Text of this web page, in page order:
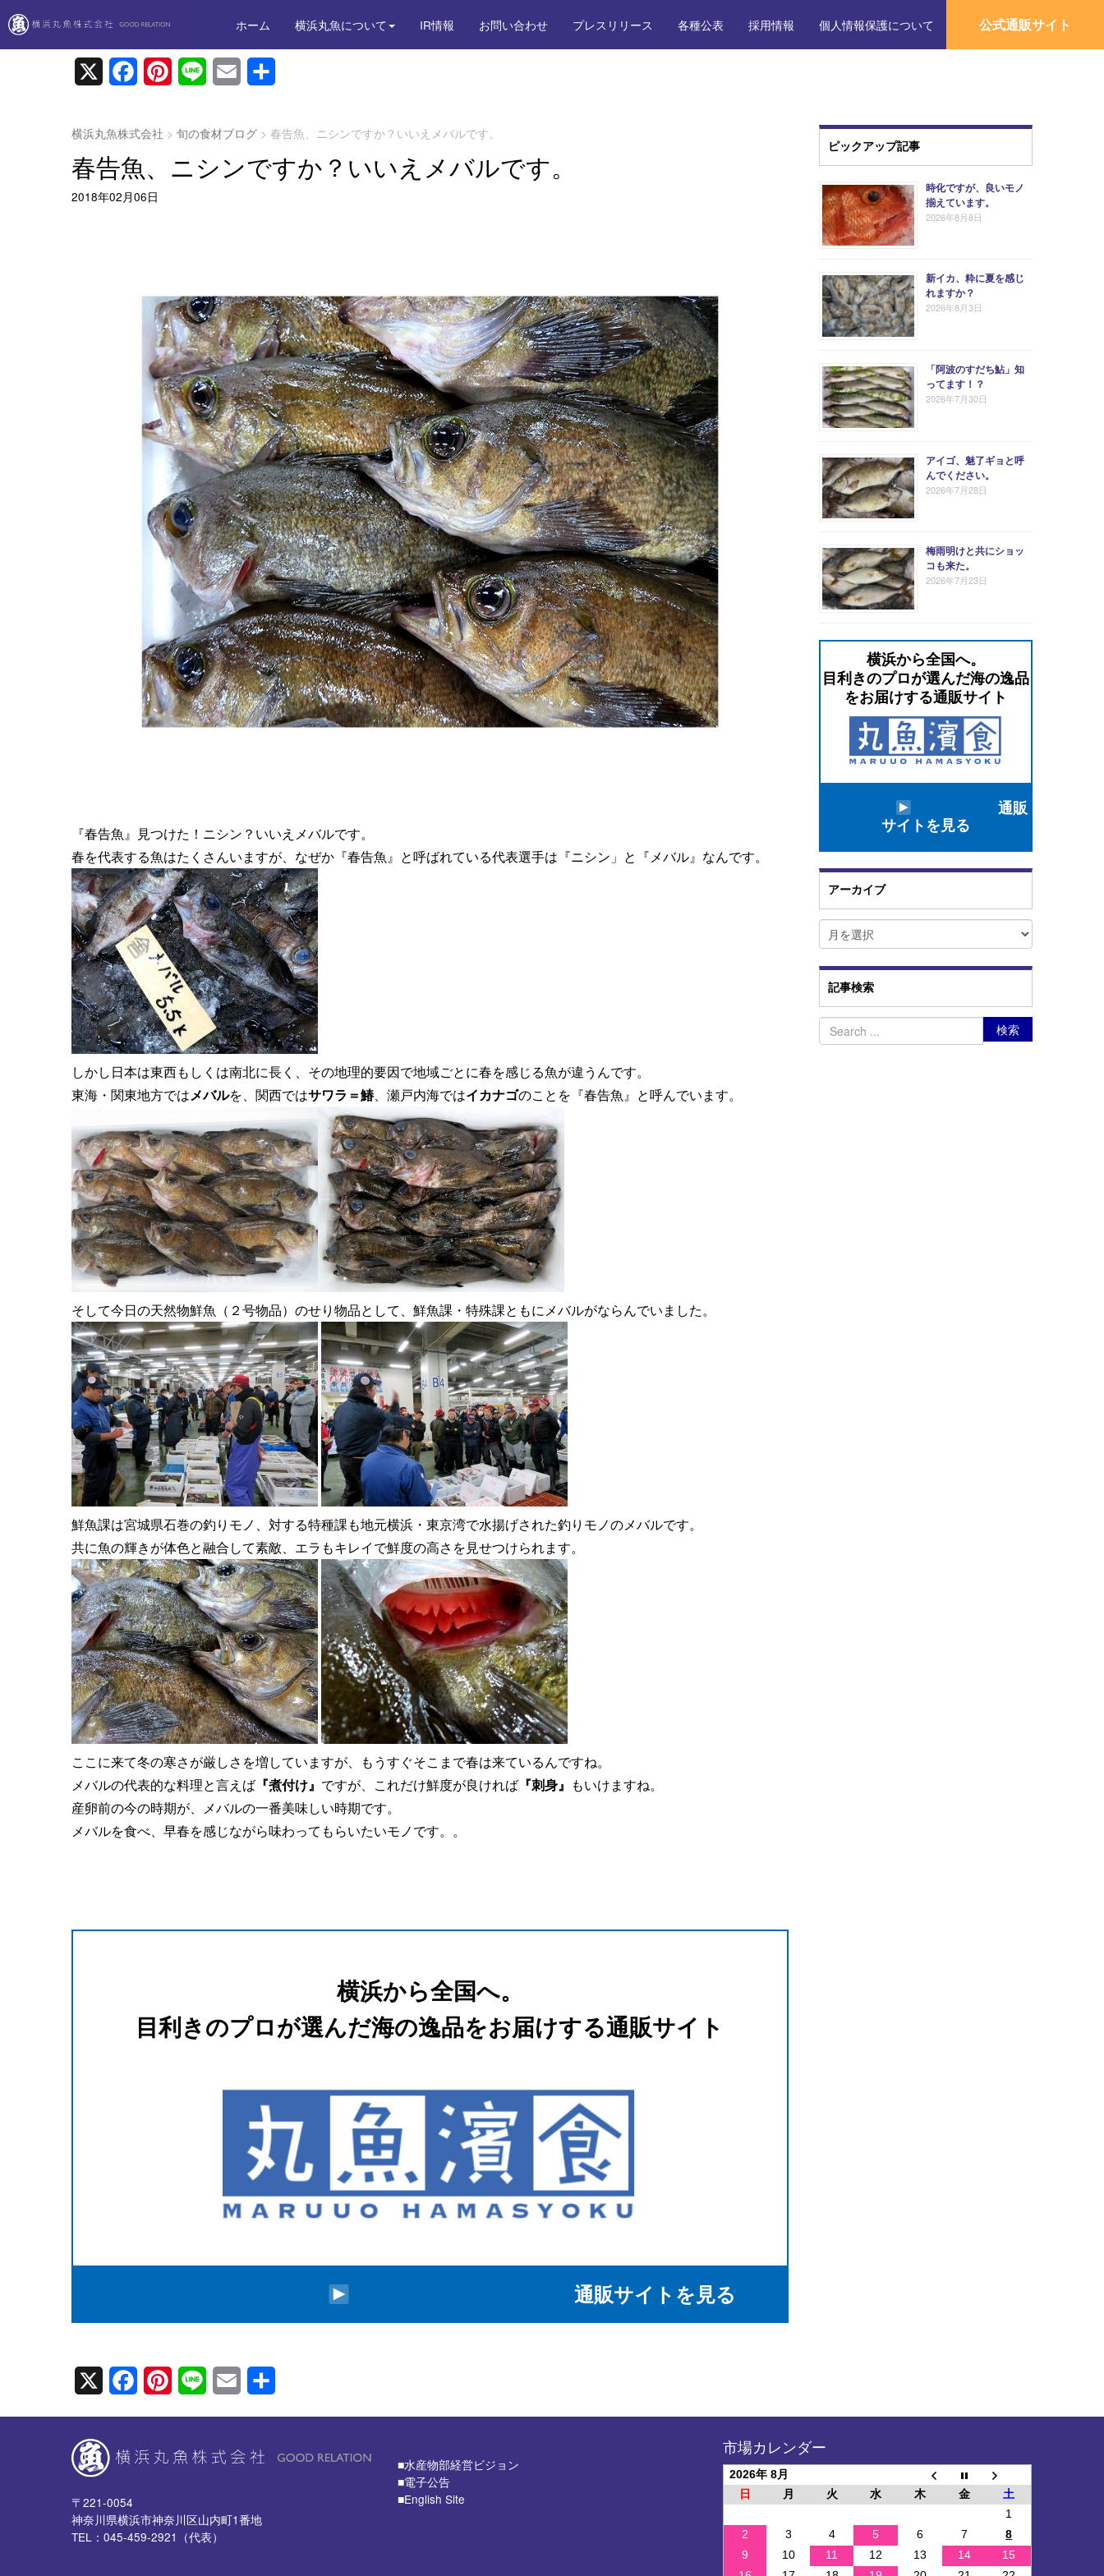
ホーム 横浜丸魚について IR情報 お問い合わせ プレスリリース 各種公表 採用情報 個人情報保護について 公式通販サイト
c
b
n
e
t
n
a
横浜丸魚株式会社 > 旬の食材ブログ > 春告魚、ニシンですか？いいえメバルです。
春告魚、ニシンですか？いいえメバルです。
2018年02月06日
『春告魚』見つけた！ニシン？いいえメバルです。
春を代表する魚はたくさんいますが、なぜか『春告魚』と呼ばれている代表選手は『ニシン」と『メバル』なんです。
しかし日本は東西もしくは南北に長く、その地理的要因で地域ごとに春を感じる魚が違うんです。
東海・関東地方ではメバルを、関西ではサワラ＝鰆、瀬戸内海ではイカナゴのことを『春告魚』と呼んでいます。
そして今日の天然物鮮魚（２号物品）のせり物品として、鮮魚課・特殊課ともにメバルがならんでいました。
鮮魚課は宮城県石巻の釣りモノ、対する特種課も地元横浜・東京湾で水揚げされた釣りモノのメバルです。
共に魚の輝きが体色と融合して素敵、エラもキレイで鮮度の高さを見せつけられます。
ここに来て冬の寒さが厳しさを増していますが、もうすぐそこまで春は来ているんですね。
メバルの代表的な料理と言えば 『煮付け』 ですが、これだけ鮮度が良ければ 『刺身』 もいけますね。
産卵前の今の時期が、メバルの一番美味しい時期です。
メバルを食べ、早春を感じながら味わってもらいたいモノです。。
e
o
o
t
r
e
e
i
横浜から全国へ。
⽬利きのプロが選んだ海の逸品をお届けする通販サイト
通販サイトを見る
ピックアップ記事
時化ですが、良いモノ
揃えています。
2026年8月8日
新イカ、粋に夏を感じ
れますか？
2026年8月3日
「阿波のすだち鮎」知
ってます！？
2026年7月30日
アイゴ、魅了ギョと呼
んでください。
2026年7月28日
梅雨明けと共にショッ
コも来た。
2026年7月23日
横浜から全国へ。
⽬利きのプロが選んだ海の逸品
をお届けする通販サイト
通販
サイトを見る
アーカイブ
ア
ー
カ
イ
ブ
記事検索
〒221-0054
神奈川県横浜市神奈川区山内町1番地
TEL：045-459-2921（代表）
■⽔産物部経営ビジョン
■電子公告
■English Site
市場カレンダー
2026年 8月
日
月 火 水 木 金
土
1
2
3 4 5 6 7
8
9
10 11 12 13 14
15